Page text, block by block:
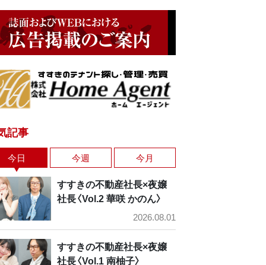
記事
今日 今週 今月
すすきの不動産社長×夜嬢
社長〈Vol.2 華咲 かのん〉
2026.08.01
すすきの不動産社長×夜嬢
社長〈Vol.1 南柚子〉